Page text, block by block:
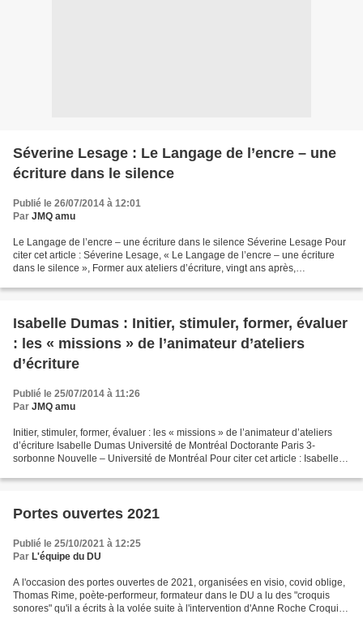
Séverine Lesage : Le Langage de l’encre – une
écriture dans le silence
Publié le 26/07/2014 à 12:01
Par JMQ amu
Le Langage de l’encre – une écriture dans le silence Séverine Lesage Pour
citer cet article : Séverine Lesage, « Le Langage de l’encre – une écriture
dans le silence », Former aux ateliers d’écriture, vingt ans après,
Isabelle Dumas : Initier, stimuler, former, évaluer
: les « missions » de l’animateur d’ateliers
d’écriture
Publié le 25/07/2014 à 11:26
Par JMQ amu
Initier, stimuler, former, évaluer : les « missions » de l’animateur d’ateliers
d’écriture Isabelle Dumas Université de Montréal Doctorante Paris 3-
sorbonne Nouvelle – Université de Montréal Pour citer cet article : Isabelle
Portes ouvertes 2021
Publié le 25/10/2021 à 12:25
Par L'équipe du DU
A l'occasion des portes ouvertes de 2021, organisées en visio, covid oblige,
Thomas Rime, poète-performeur, formateur dans le DU a lu des "croquis
sonores" qu'il a écrits à la volée suite à l'intervention d'Anne Roche Croquis